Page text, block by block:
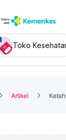
Toko
Artikel